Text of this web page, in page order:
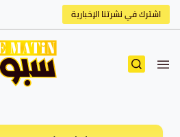
اشترك في نشرتنا الإخبارية